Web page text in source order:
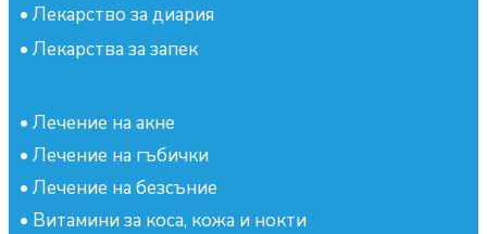
• Лекарство за диария
• Лекарства за запек
• Лечение на акне
• Лечение на гъбички
• Лечение на безсъние
• Витамини за коса, кожа и нокти